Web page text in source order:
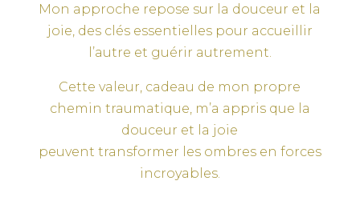
Mon approche repose sur la douceur et la
joie, des clés essentielles pour accueillir
l’autre et guérir autrement.
Cette valeur, cadeau de mon propre
chemin traumatique, m’a appris que la
douceur et la joie
peuvent transformer les ombres en forces
incroyables.